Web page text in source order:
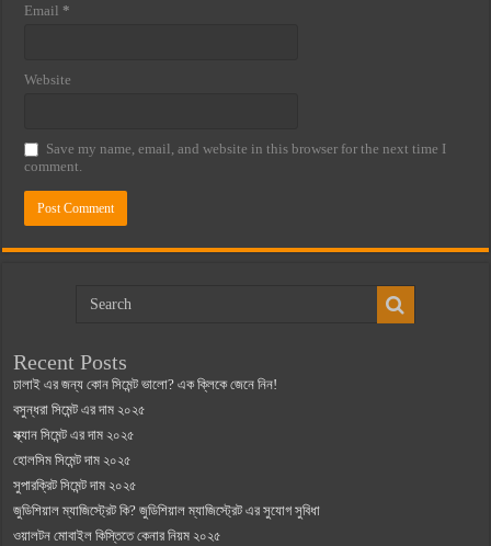
Email *
Website
Save my name, email, and website in this browser for the next time I
comment.
Recent Posts
ঢালাই এর জন্য কোন সিমেন্ট ভালো? এক ক্লিকে জেনে নিন!
বসুন্ধরা সিমেন্ট এর দাম ২০২৫
স্ক্যান সিমেন্ট এর দাম ২০২৫
হোলসিম সিমেন্ট দাম ২০২৫
সুপারক্রিট সিমেন্ট দাম ২০২৫
জুডিশিয়াল ম্যাজিস্ট্রেট কি? জুডিশিয়াল ম্যাজিস্ট্রেট এর সুযোগ সুবিধা
ওয়ালটন মোবাইল কিস্তিতে কেনার নিয়ম ২০২৫